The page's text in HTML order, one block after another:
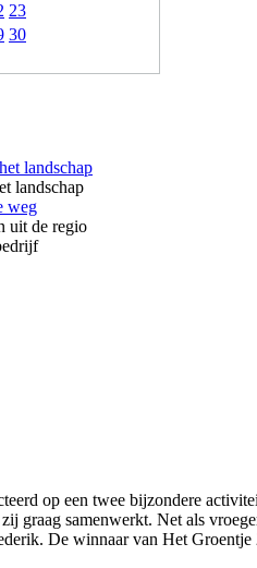
23
30
landschap
uit de regio
op een twee bijzondere
graag samenwerkt. Net als
De winnaar van Het